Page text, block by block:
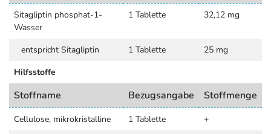
Sitagliptin phosphat-1-
Wasser
1 Tablette 32,12 mg
entspricht Sitagliptin 1 Tablette
25 mg
Hilfsstoffe
Stoffname Bezugsangabe Stoffmenge
Cellulose, mikrokristalline 1 Tablette
+